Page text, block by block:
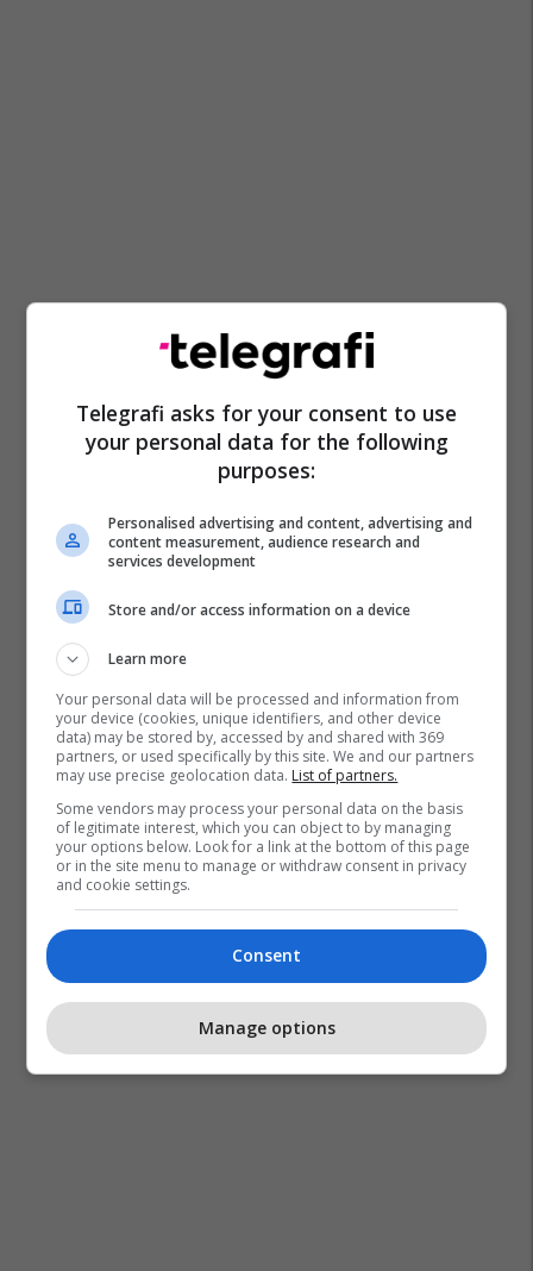
Telegrafi asks for your consent to use
your personal data for the following
purposes:
Personalised advertising and content, advertising and
content measurement, audience research and
services development
Store and/or access information on a device
Learn more
Your personal data will be processed and information from
your device (cookies, unique identifiers, and other device
data) may be stored by, accessed by and shared with 369
partners, or used specifically by this site. We and our partners
may use precise geolocation data. List of partners.
Some vendors may process your personal data on the basis
of legitimate interest, which you can object to by managing
your options below. Look for a link at the bottom of this page
or in the site menu to manage or withdraw consent in privacy
and cookie settings.
Consent
Manage options